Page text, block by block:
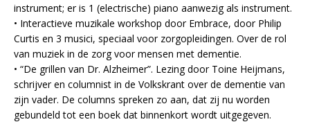
instrument; er is 1 (electrische) piano aanwezig als instrument.
• Interactieve muzikale workshop door Embrace, door Philip
Curtis en 3 musici, speciaal voor zorgopleidingen. Over de rol
van muziek in de zorg voor mensen met dementie.
• “De grillen van Dr. Alzheimer”. Lezing door Toine Heijmans,
schrijver en columnist in de Volkskrant over de dementie van
zijn vader. De columns spreken zo aan, dat zij nu worden
gebundeld tot een boek dat binnenkort wordt uitgegeven.